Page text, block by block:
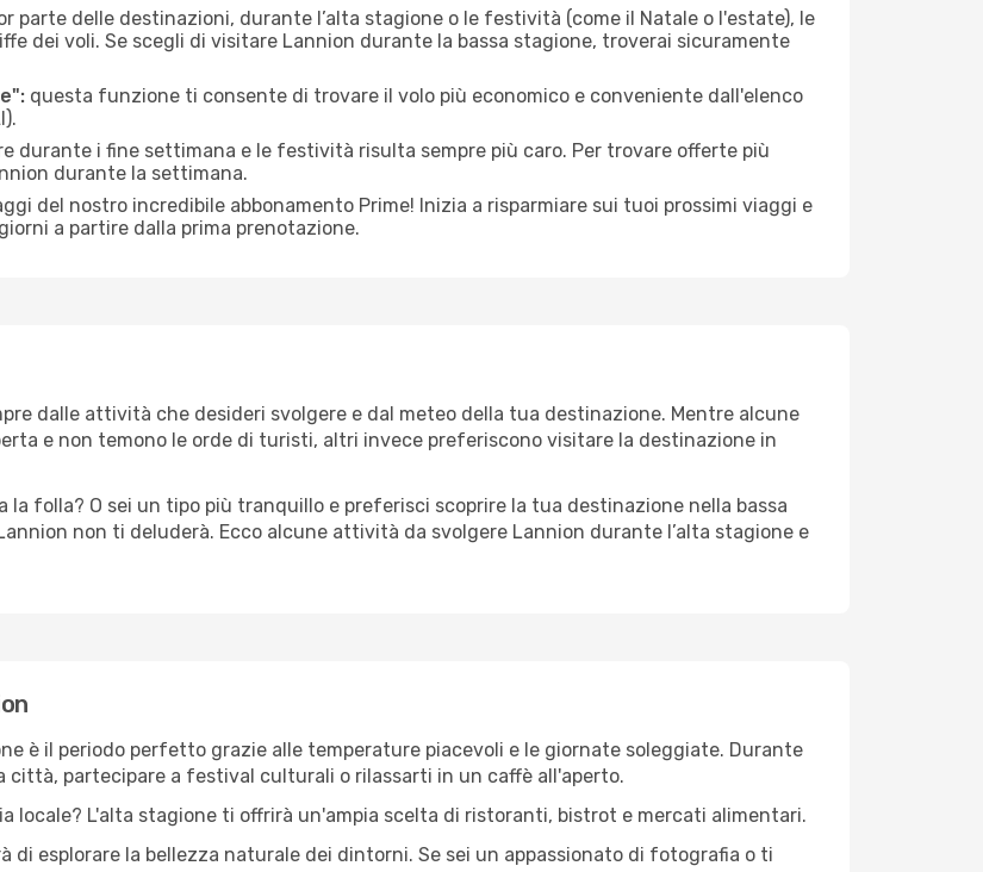
parte delle destinazioni, durante l’alta stagione o le festività (come il Natale o l'estate), le
dei voli. Se scegli di visitare Lannion durante la bassa stagione, troverai sicuramente
questa funzione ti consente di trovare il volo più economico e conveniente dall'elenco
durante i fine settimana e le festività risulta sempre più caro. Per trovare offerte più
durante la settimana.
del nostro incredibile abbonamento Prime! Inizia a risparmiare sui tuoi prossimi viaggi e
a partire dalla prima prenotazione.
dalle attività che desideri svolgere e dal meteo della tua destinazione. Mentre alcune
e non temono le orde di turisti, altri invece preferiscono visitare la destinazione in
folla? O sei un tipo più tranquillo e preferisci scoprire la tua destinazione nella bassa
non ti deluderà. Ecco alcune attività da svolgere Lannion durante l’alta stagione e
è il periodo perfetto grazie alle temperature piacevoli e le giornate soleggiate. Durante
città, partecipare a festival culturali o rilassarti in un caffè all'aperto.
locale? L'alta stagione ti offrirà un'ampia scelta di ristoranti, bistrot e mercati alimentari.
di esplorare la bellezza naturale dei dintorni. Se sei un appassionato di fotografia o ti